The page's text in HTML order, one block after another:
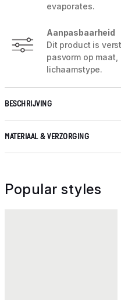
evaporates.
Aanpasbaarheid
Dit product is
pasvorm op
lichaamstype.
BESCHRIJVING
MATERIAAL & VERZORGING
Popular styles